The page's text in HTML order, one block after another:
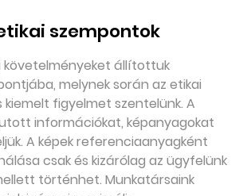
szempontok
követelményeket állítottuk
melynek során az etikai
kiemelt figyelmet szentelünk. A
információkat, képanyagokat
A képek referenciaanyagként
csak és kizárólag az ügyfelünk
történhet. Munkatársaink